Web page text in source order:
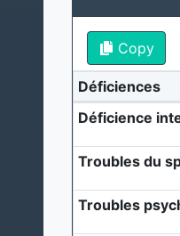
Copy
Déficiences
Déficience
Troubles du
Troubles